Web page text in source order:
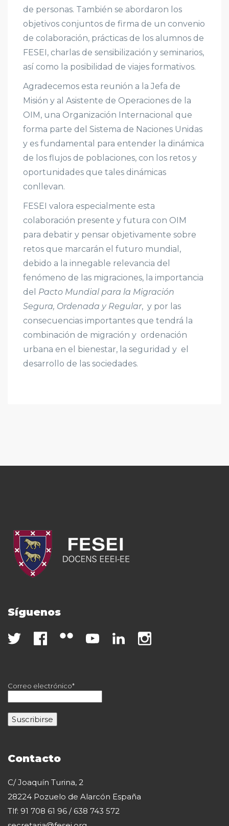
de personas. También se abordaron los
objetivos conjuntos de firma de un convenio
de colaboración, prácticas de los alumnos de
FESEI, charlas de sensibilización y seminarios,
así como la posibilidad de viajes formativos.
Agradecemos esta reunión a la Jefa de
Misión y al Asistente de Operaciones de la
OIM, una Organización Internacional que
forma parte del Sistema de Naciones Unidas
y es fundamental para entender la dinámica
de los flujos de poblaciones, con los retos y
oportunidades que tales dinámicas
conllevan.
FESEI valora especialmente esta
colaboración presente y futura con OIM
para debatir y pensar objetivamente sobre
retos que marcarán el futuro mundial,
debido a la innegable relevancia del
fenómeno de las migraciones, la importancia
del Pacto Mundial para la Migración
Segura, Ordenada y Regular, y por las
consecuencias importantes que tendrá la
combinación de migración y ordenación
urbana en el bienestar, la seguridad y el
desarrollo de las sociedades.
Síguenos
Correo electrónico*
Contacto
C/ Joaquín Turina, 2
28224 Pozuelo de Alarcón España
Tlf: 91 708 61 96 / 638 743 572